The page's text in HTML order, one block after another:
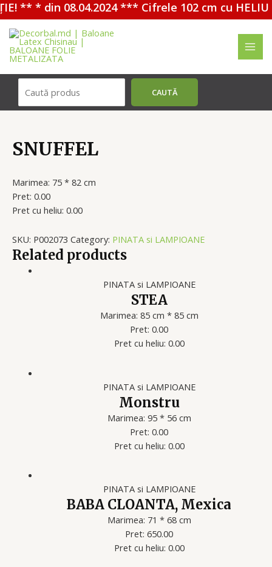
** * din 08.04.2024 *** Cifrele 102 cm cu HELIU -
Перейти
содержимому
CAUTĂ
SNUFFEL
Marimea: 75 * 82 cm
Pret: 0.00
Pret cu heliu: 0.00
SKU: P002073 Category: PINATA si LAMPIOANE
Related products
PINATA si LAMPIOANE
STEA
Marimea: 85 cm * 85 cm
Pret: 0.00
Pret cu heliu: 0.00
PINATA si LAMPIOANE
Monstru
Marimea: 95 * 56 cm
Pret: 0.00
Pret cu heliu: 0.00
PINATA si LAMPIOANE
BABA CLOANTA, Mexica
Marimea: 71 * 68 cm
Pret: 650.00
Pret cu heliu: 0.00